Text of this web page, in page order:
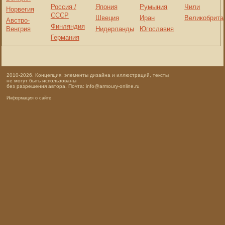
Норвегия
Австро-
Венгрия
Россия /
СССР
Финляндия
Германия
Япония
Швеция
Нидерланды
Румыния
Иран
Югославия
Чили
2010-2026. Концепция, элементы дизайна и иллюстраций, тексты
не могут быть использованы
без разрешения автора. Почта: info@armoury-online.ru
Информация о сайте